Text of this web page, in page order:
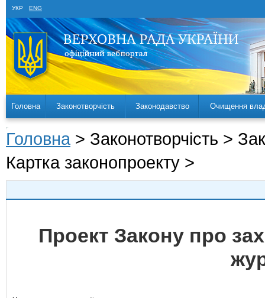
УКР ENG
Головна Законотворчість Законодавство Очищення
Головна > Законотворчість >
Картка законопроекту >
Проект Закону про